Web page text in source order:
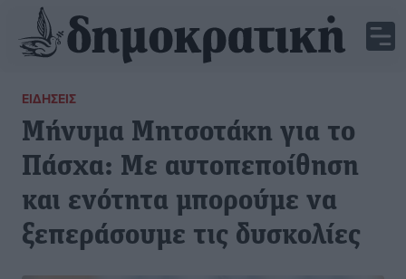
ΕΙΔΉΣΕΙΣ
Μήνυμα Μητσοτάκη για το
Πάσχα: Με αυτοπεποίθηση
και ενότητα μπορούμε να
ξεπεράσουμε τις δυσκολίες